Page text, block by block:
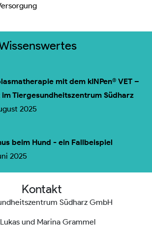
mit dem kINPen® VET –
Tiergesundheitszentrum Südharz
2025
beim Hund - ein Fallbeispiel
2025
Kontakt
Südharz GmbH
und Marina Grammel